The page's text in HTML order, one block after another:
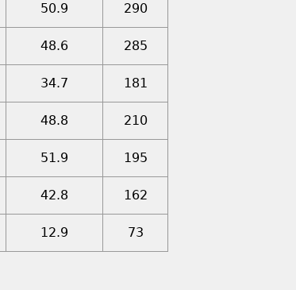
50.9 290
48.6 285
34.7 181
48.8 210
51.9 195
42.8 162
12.9 73